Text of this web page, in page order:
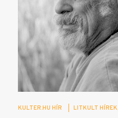
KULTER.HU HÍR LITKULT HÍREK